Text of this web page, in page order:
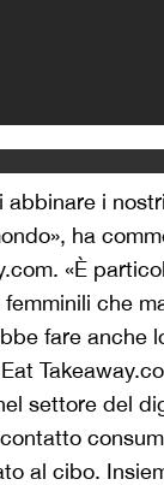
i
ha
«È
che
fare anche
settore del
al cibo.